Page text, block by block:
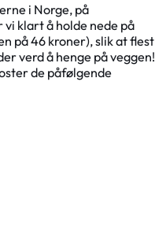
i Norge, på
vi klart å holde nede på
på 46 kroner), slik at flest
verd å henge på veggen!
de påfølgende